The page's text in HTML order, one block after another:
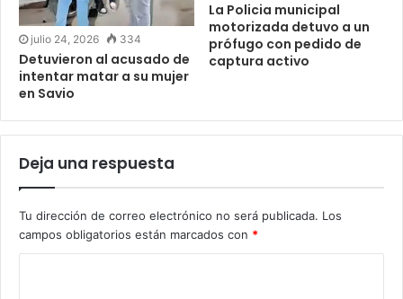
julio 24, 2026 334
Detuvieron al acusado de
intentar matar a su mujer
en Savio
La Policia municipal
motorizada detuvo a un
prófugo con pedido de
captura activo
Deja una respuesta
Tu dirección de correo electrónico no será publicada. Los
campos obligatorios están marcados con *